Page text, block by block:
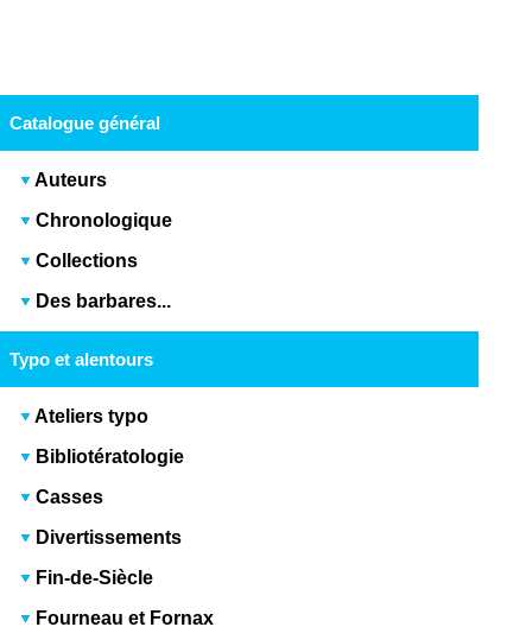
Catalogue général
Auteurs
Chronologique
Collections
Des barbares...
Typo et alentours
Ateliers typo
Bibliotératologie
Casses
Divertissements
Fin-de-Siècle
Fourneau et Fornax